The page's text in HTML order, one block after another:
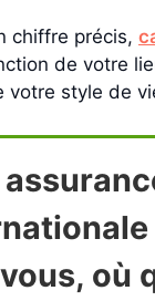
chiffre précis,
de votre
votre style de
où